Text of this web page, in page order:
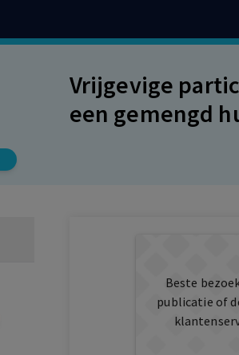
Vrijgevige
een gemengd
Beste
publicatie of